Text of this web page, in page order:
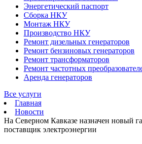
Энергетический паспорт
Сборка НКУ
Монтаж НКУ
Производство НКУ
Ремонт дизельных генераторов
Ремонт бензиновых генераторов
Ремонт трансформаторов
Ремонт частотных
Аренда генераторов
Все услуги
Главная
Новости
На Северном Кавказе назначен новый
поставщик электроэнергии